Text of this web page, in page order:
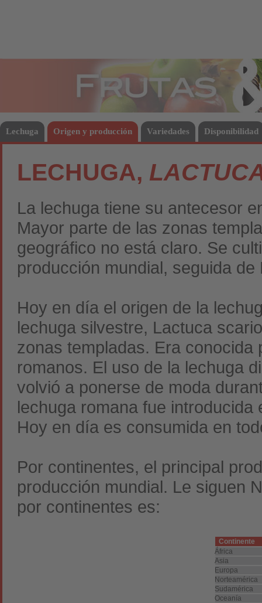
Lechuga Origen y producción Variedades Disponibilidad
LECHUGA,
La lechuga tiene su antecesor
Mayor parte de las zonas
geográfico no está claro. Se
producción mundial, seguida
Hoy en día el origen de la
lechuga silvestre, Lactuca
zonas templadas. Era
romanos. El uso de la lechuga
volvió a ponerse de moda
lechuga romana fue
Hoy en día es consumida en
Por continentes, el principal
producción mundial. Le siguen
por continentes es:
Continente
África
Asia
Europa
Norteamérica
Sudamérica
Oceanía